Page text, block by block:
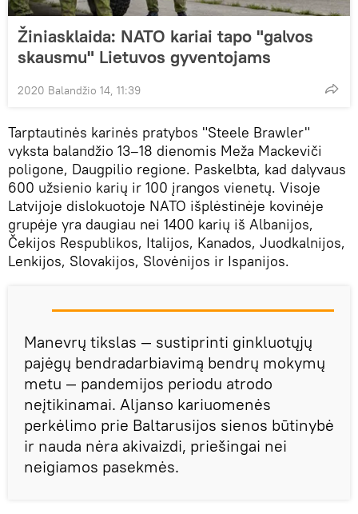
Žiniasklaida: NATO kariai tapo "galvos
skausmu" Lietuvos gyventojams
2020 Balandžio 14, 11:39
Tarptautinės karinės pratybos "Steele Brawler"
vyksta balandžio 13–18 dienomis Meža Mackeviči
poligone, Daugpilio regione. Paskelbta, kad dalyvaus
600 užsienio karių ir 100 įrangos vienetų. Visoje
Latvijoje dislokuotoje NATO išplėstinėje kovinėje
grupėje yra daugiau nei 1400 karių iš Albanijos,
Čekijos Respublikos, Italijos, Kanados, Juodkalnijos,
Lenkijos, Slovakijos, Slovėnijos ir Ispanijos.
Manevrų tikslas — sustiprinti ginkluotųjų
pajėgų bendradarbiavimą bendrų mokymų
metu — pandemijos periodu atrodo
neįtikinamai. Aljanso kariuomenės
perkėlimo prie Baltarusijos sienos būtinybė
ir nauda nėra akivaizdi, ​​priešingai nei
neigiamos pasekmės.